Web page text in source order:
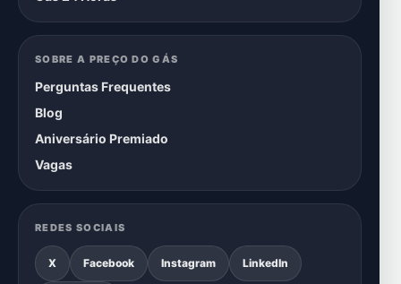
SOBRE A PREÇO DO GÁS
Perguntas Frequentes
Blog
Aniversário Premiado
Vagas
REDES SOCIAIS
X Facebook Instagram LinkedIn